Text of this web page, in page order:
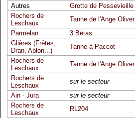
Autres
Grotte de Pessevieille
Rochers de
Leschaux
Tanne de l'Ange Oliver
Parmelan
3 Bétas
Glières (Frêtes,
Dran, Ablon...)
Tanne à Paccot
Rochers de
Leschaux
Tanne de l'Ange Oliver
Rochers de
Leschaux
sur le secteur
Ain - Jura
sur le secteur
Rochers de
Leschaux
RL204